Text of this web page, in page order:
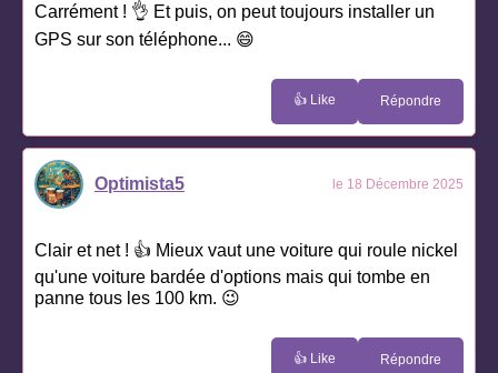
Carrément ! 👌 Et puis, on peut toujours installer un
GPS sur son téléphone... 😄
👍 Like Répondre
Optimista5 le 18 Décembre 2025
Clair et net ! 👍 Mieux vaut une voiture qui roule nickel
qu'une voiture bardée d'options mais qui tombe en
panne tous les 100 km. 😉
👍 Like Répondre